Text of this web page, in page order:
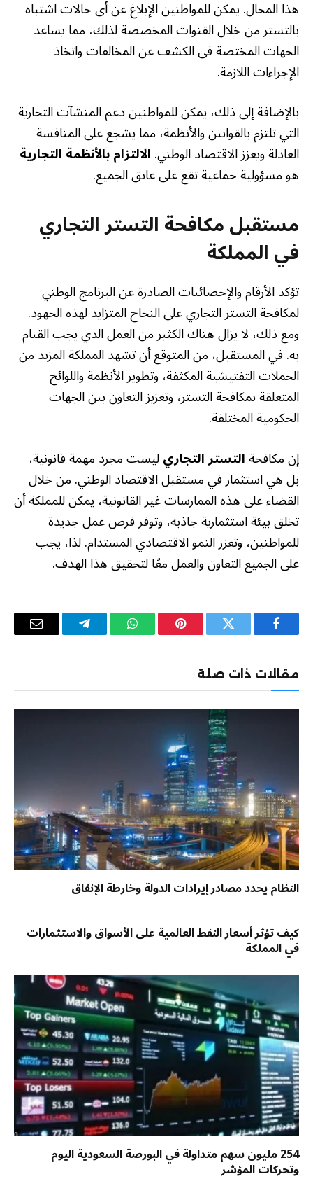
هذا المجال. يمكن للمواطنين الإبلاغ عن أي حالات اشتباه
بالتستر من خلال القنوات المخصصة لذلك، مما يساعد
الجهات المختصة في الكشف عن المخالفات واتخاذ
الإجراءات اللازمة.
بالإضافة إلى ذلك، يمكن للمواطنين دعم المنشآت التجارية
التي تلتزم بالقوانين والأنظمة، مما يشجع على المنافسة
العادلة ويعزز الاقتصاد الوطني.الالتزام بالأنظمة التجارية
هو مسؤولية جماعية تقع على عاتق الجميع.
مستقبل مكافحة التستر التجاري
في المملكة
تؤكد الأرقام والإحصائيات الصادرة عن البرنامج الوطني
لمكافحة التستر التجاري على النجاح المتزايد لهذه الجهود.
ومع ذلك، لا يزال هناك الكثير من العمل الذي يجب القيام
به. في المستقبل، من المتوقع أن تشهد المملكة المزيد من
الحملات التفتيشية المكثفة، وتطوير الأنظمة واللوائح
المتعلقة بمكافحة التستر، وتعزيز التعاون بين الجهات
الحكومية المختلفة.
إن مكافحةالتستر التجاريليست مجرد مهمة قانونية،
بل هي استثمار في مستقبل الاقتصاد الوطني. من خلال
القضاء على هذه الممارسات غير القانونية، يمكن للمملكة أن
تخلق بيئة استثمارية جاذبة، وتوفر فرص عمل جديدة
للمواطنين، وتعزز النمو الاقتصادي المستدام. لذا، يجب
على الجميع التعاون والعمل معًا لتحقيق هذا الهدف.
فيسبوك تويتر بينتيريستواتساب تيلقرام
البريد
مقالات ذات صلة
النظام يحدد مصادر إيرادات الدولة وخارطة الإنفاق
كيف تؤثر أسعار النفط العالمية على الأسواق والاستثمارات
في المملكة
254 مليون سهم متداولة في البورصة السعودية اليوم
وتحركات المؤشر